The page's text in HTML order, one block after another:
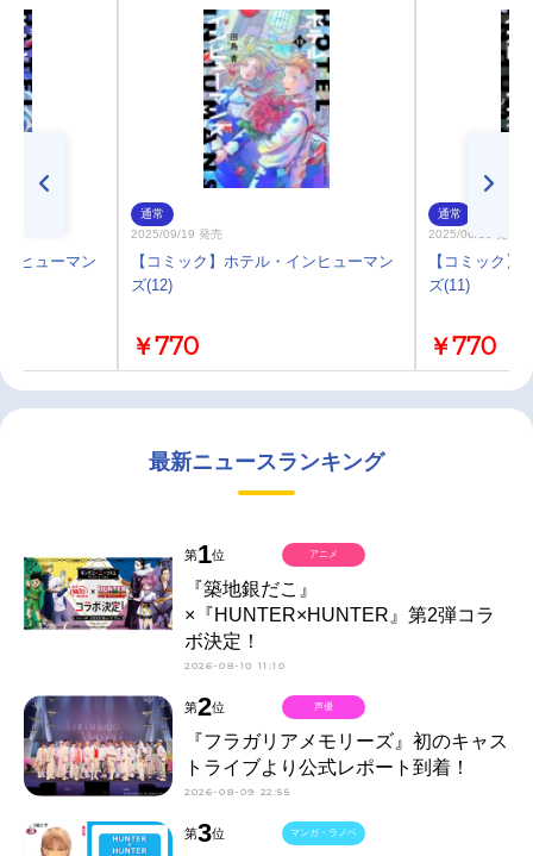
ヒューマン
通常
2025/09/19 発売
【コミック】ホテル・インヒューマン
ズ(12)
￥770
通常
2025/06/30 発売
【コミック】
ズ(11)
￥770
最新ニュースランキング
第1位
『築地銀だこ』
×『HUNTER×HUNTER』第2弾コラ
ボ決定！
2026-08-10 11:10
アニメ
第2位
『フラガリアメモリーズ』初のキャス
トライブより公式レポート到着！
2026-08-09 22:55
声優
第3位 マンガ・ラノベ